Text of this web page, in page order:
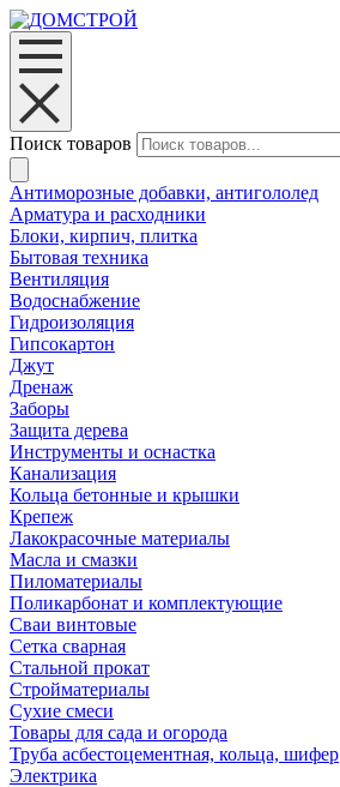
Поиск товаров
Антиморозные добавки, антигололед
Арматура и расходники
Блоки, кирпич, плитка
Бытовая техника
Вентиляция
Водоснабжение
Гидроизоляция
Гипсокартон
Джут
Дренаж
Заборы
Защита дерева
Инструменты и оснастка
Канализация
Кольца бетонные и крышки
Крепеж
Лакокрасочные материалы
Масла и смазки
Пиломатериалы
Поликарбонат и комплектующие
Сваи винтовые
Сетка сварная
Стальной прокат
Стройматериалы
Сухие смеси
Товары для сада и огорода
Труба асбестоцементная, кольца, шифер
Электрика